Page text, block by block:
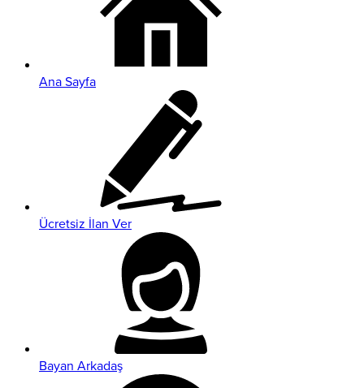
Ana Sayfa
Ücretsiz İlan Ver
Bayan Arkadaş